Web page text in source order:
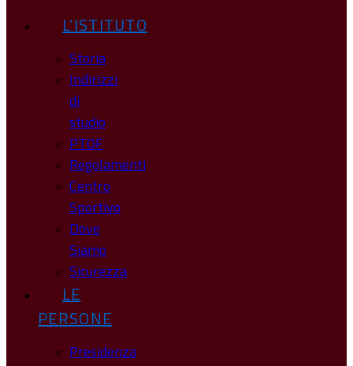
L’ISTITUTO
Storia
Indirizzi
di
studio
PTOF
Regolamenti
Centro
Sportivo
Dove
Siamo
Sicurezza
LE
PERSONE
Presidenza